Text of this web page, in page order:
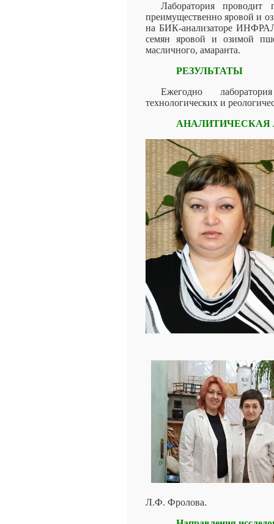
Лаборатория проводит
преимущественно яровой и
на БИК-анализаторе
семян яровой и озимой
масличного, амаранта.
РЕЗУЛЬТАТЫ
Ежегодно
технологических и
АНАЛИТИЧЕСКАЯ
Л.Ф. Фролова.